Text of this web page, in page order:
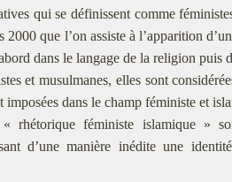
qui se définissent comme
2000 que l’on assiste à l’apparition
dans le langage de la religion puis
et musulmanes, elles sont
dans le champ féministe et
rhétorique féministe islamique »
d’une manière inédite une